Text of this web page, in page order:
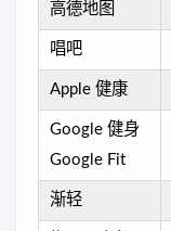
高德地图
唱吧
Apple 健康
Google 健身
Google Fit
渐轻